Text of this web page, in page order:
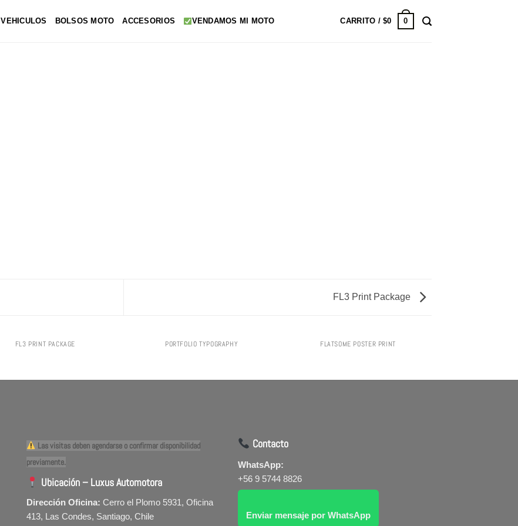
VEHICULOS BOLSOS MOTO ACCESORIOS VENDAMOS MI MOTO CARRITO /$0 0
FL3 Print Package
FL3 PRINT PACKAGE PORTFOLIO TYPOGRAPHY FLATSOME POSTER PRINT
Las visitas deben agendarse o confirmar disponibilidad
previamente.
Ubicación – Luxus Automotora
Dirección Oficina: Cerro el Plomo 5931, Oficina
413, Las Condes, Santiago, Chile
Contacto
WhatsApp:
+56 9 5744 8826
Enviar mensaje por WhatsApp